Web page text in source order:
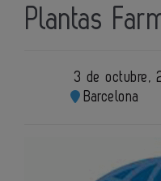
Plantas
3 de octubre,
Barcelona